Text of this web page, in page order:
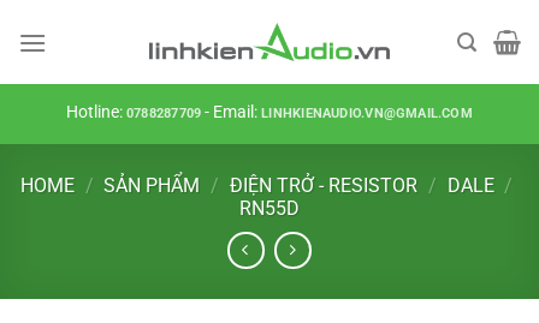
Hotline:0788287709 - Email:LINHKIENAUDIO.VN@GMAIL.COM
HOME / SẢN PHẨM / ĐIỆN TRỞ - RESISTOR / DALE /
RN55D